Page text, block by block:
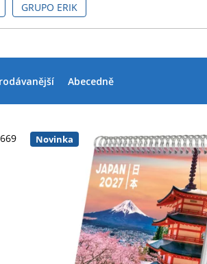
GRUPO ERIK
Abecedně
Novinka